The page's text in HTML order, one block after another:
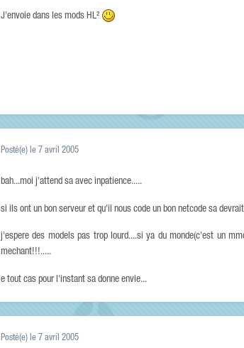
J'envoie dans les mods HL²
Posté(e) le 7 avril 2005
bah...moi j'attend sa avec inpatience.....
si ils ont un bon serveur et qu'il nous code un bon netcode sa
j'espere des models pas trop lourd....si ya du monde(c'est un
mechant!!!.....
e tout cas pour l'instant sa donne envie...
Posté(e) le 7 avril 2005